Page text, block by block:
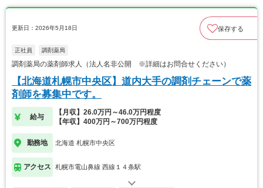
更新日：2026年5月18日 保存する
正社員 調剤薬局
調剤薬局の薬剤師求人（法人名非公開 ※詳細はお問合せください）
【北海道札幌市中央区】道内大手の調剤チェーンで薬
剤師を募集中です。
給与
【月収】26.0万円～46.0万円程度
【年収】400万円～700万円程度
勤務地 北海道 札幌市中央区
アクセス 札幌市電山鼻線 西線１４条駅